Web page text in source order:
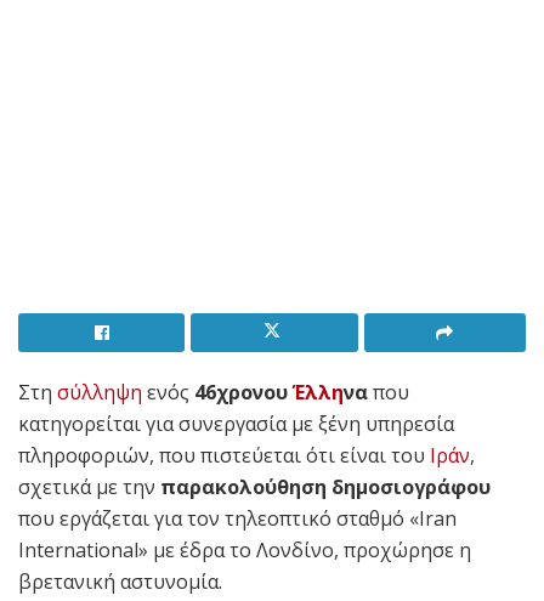
Στη σύλληψη ενός 46χρονουΈλληναπου
κατηγορείται για συνεργασία με ξένη υπηρεσία
πληροφοριών, που πιστεύεται ότι είναι του Ιράν,
σχετικά με την παρακολούθηση δημοσιογράφου
που εργάζεται για τον τηλεοπτικό σταθμό «Iran
International» με έδρα το Λονδίνο, προχώρησε η
βρετανική αστυνομία.